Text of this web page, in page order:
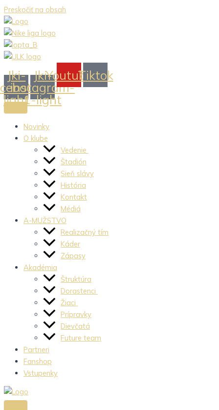
Preskočiť na obsah
Jki-
light
Jki-
instagram-
1-light
YoutubeTiktok
Novinky
O klube
Vedenie
Štadión
Sieň slávy
História
Kontakt
Médiá
A-MUŽSTVO
Realizačný tím
Káder
Zápasy
Akadémia
Štruktúra
Dorastenci
Žiaci
Prípravky
Dievčatá
Future team
Partneri
Fanshop
Vstupenky